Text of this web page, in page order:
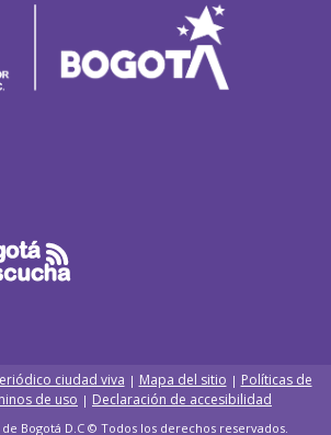
ciudad viva | Mapa del sitio | Políticas de
de uso | Declaración de accesibilidad
Bogotá D.C © Todos los derechos reservados.